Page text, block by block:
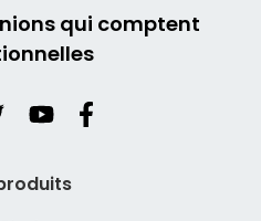
qui comptent